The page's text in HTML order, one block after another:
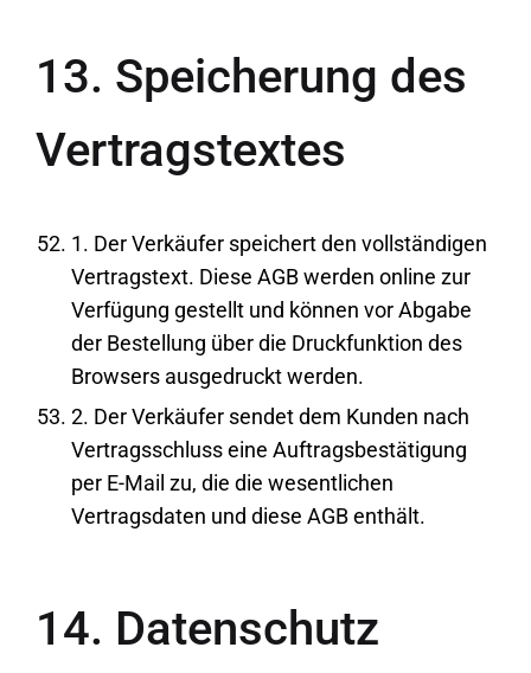
13. Speicherung des
Vertragstextes
1. Der Verkäufer speichert den vollständigen
Vertragstext. Diese AGB werden online zur
Verfügung gestellt und können vor Abgabe
der Bestellung über die Druckfunktion des
Browsers ausgedruckt werden.
2. Der Verkäufer sendet dem Kunden nach
Vertragsschluss eine Auftragsbestätigung
per E-Mail zu, die die wesentlichen
Vertragsdaten und diese AGB enthält.
14. Datenschutz